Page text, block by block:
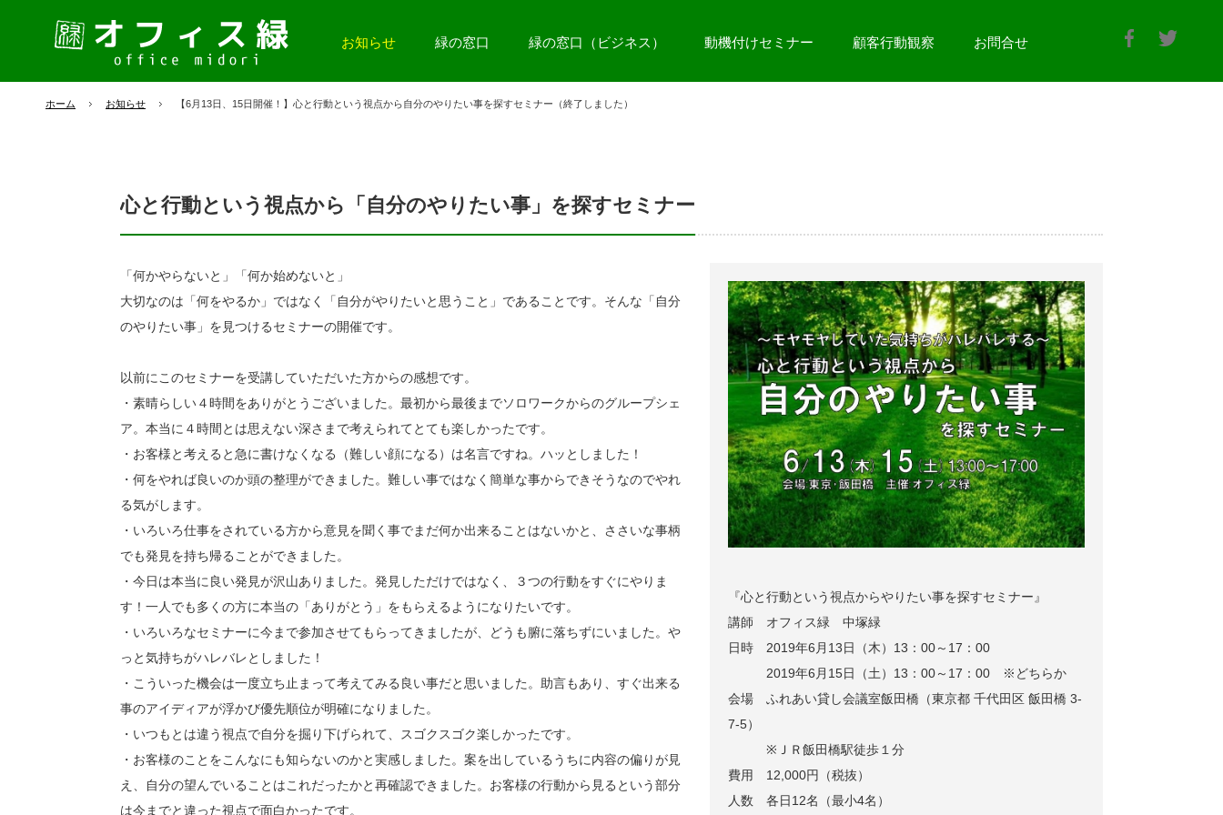
お知らせ 緑の窓口 緑の窓口（ビジネス） 動機付けセミナー 顧客行動観察 お問合せ
ホーム お知らせ 【6月13日、15日開催！】心と行動という視点から自分のやりたい事を探すセミナー（終了しました）
心と行動という視点から「自分のやりたい事」を探すセミナー
「何かやらないと」「何か始めないと」
大切なのは「何をやるか」ではなく「自分がやりたいと思うこと」であることです。そんな「自分
のやりたい事」を見つけるセミナーの開催です。
以前にこのセミナーを受講していただいた方からの感想です。
・素晴らしい４時間をありがとうございました。最初から最後までソロワークからのグループシェ
ア。本当に４時間とは思えない深さまで考えられてとても楽しかったです。
・お客様と考えると急に書けなくなる（難しい顔になる）は名言ですね。ハッとしました！
・何をやれば良いのか頭の整理ができました。難しい事ではなく簡単な事からできそうなのでやれ
る気がします。
・いろいろ仕事をされている方から意見を聞く事でまだ何か出来ることはないかと、ささいな事柄
でも発見を持ち帰ることができました。
・今日は本当に良い発見が沢山ありました。発見しただけではなく、３つの行動をすぐにやりま
す！一人でも多くの方に本当の「ありがとう」をもらえるようになりたいです。
・いろいろなセミナーに今まで参加させてもらってきましたが、どうも腑に落ちずにいました。や
っと気持ちがハレバレとしました！
・こういった機会は一度立ち止まって考えてみる良い事だと思いました。助言もあり、すぐ出来る
事のアイディアが浮かび優先順位が明確になりました。
・いつもとは違う視点で自分を掘り下げられて、スゴクスゴク楽しかったです。
・お客様のことをこんなにも知らないのかと実感しました。案を出しているうちに内容の偏りが見
え、自分の望んでいることはこれだったかと再確認できました。お客様の行動から見るという部分
は今までと違った視点で面白かったです。
『心と行動という視点からやりたい事を探すセミナー』
講師 オフィス緑 中塚緑
日時 2019年6月13日（木）13：00～17：00
2019年6月15日（土）13：00～17：00 ※どちらか
会場 ふれあい貸し会議室飯田橋（東京都 千代田区 飯田橋 3-
7-5）
※ＪＲ飯田橋駅徒歩１分
費用 12,000円（税抜）
人数 各日12名（最小4名）